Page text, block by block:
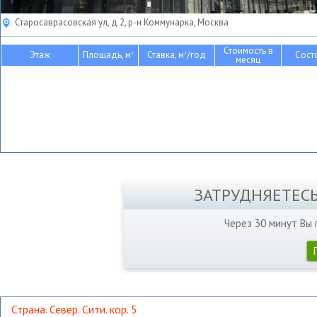
Старосаврасовская ул, д 2, р-н Коммунарка, Москва
Этаж Площадь, м2 Ставка, м2/год Стоимость в
месяц
Через 30 минут Вы
Страна. Север. Сити. кор. 5